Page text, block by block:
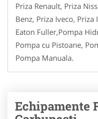
Priza Renault, Priza
Benz, Priza Iveco,
Eaton Fuller,Pompa
Pompa cu Pistoane,
Pompa Manuala.
Echipamente